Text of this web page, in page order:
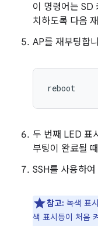
이 명령어는 SD
치하도록 다음
AP를 재부팅합
두 번째 LED 표
부팅이 완료될
SSH를 사용하
참고: 녹색 표
색 표시등이 처음